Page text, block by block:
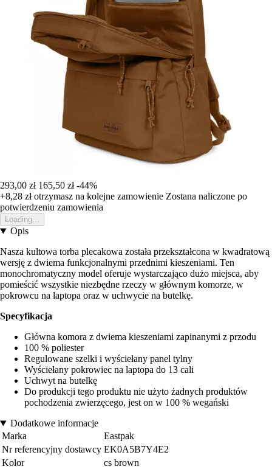
293,00 zł 165,50 zł -44%
+8,28 złotrzymasz na kolejne zamowienie Zostana naliczone po
potwierdzeniu zamowienia
Loading...
Opis
Nasza kultowa torba plecakowa została przekształcona w kwadratową
wersję z dwiema funkcjonalnymi przednimi kieszeniami. Ten
monochromatyczny model oferuje wystarczająco dużo miejsca, aby
pomieścić wszystkie niezbędne rzeczy w głównym komorze, w
pokrowcu na laptopa oraz w uchwycie na butelkę.
Specyfikacja
Główna komora z dwiema kieszeniami zapinanymi z przodu
100 % poliester
Regulowane szelki i wyściełany panel tylny
Wyściełany pokrowiec na laptopa do 13 cali
Uchwyt na butelkę
Do produkcji tego produktu nie użyto żadnych produktów
pochodzenia zwierzęcego, jest on w 100 % wegański
Dodatkowe informacje
Marka
Eastpak
Nr referencyjny dostawcy EK0A5B7Y4E2
Kolor
cs brown